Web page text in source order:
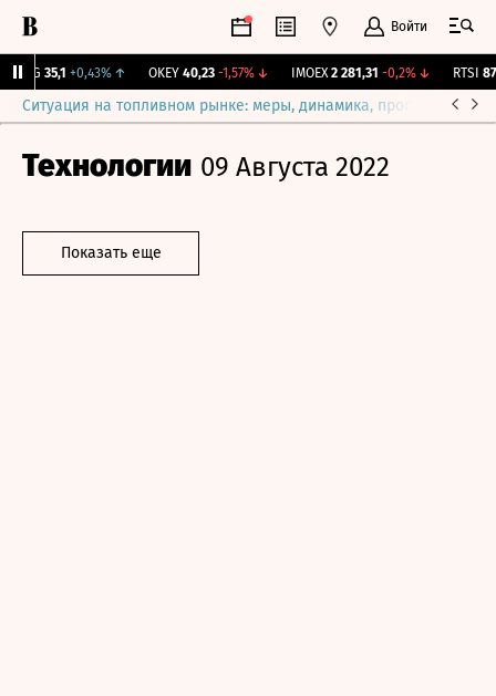
Войти
35,1 +0,43%↑ OKEY 40,23 -1,57%↓ IMOEX 2 281,31 -0,2%↓ RTSI
Ситуация на топливном рынке: меры, динамика, прогнозы
Технологии 09 Августа 2022
Показать еще